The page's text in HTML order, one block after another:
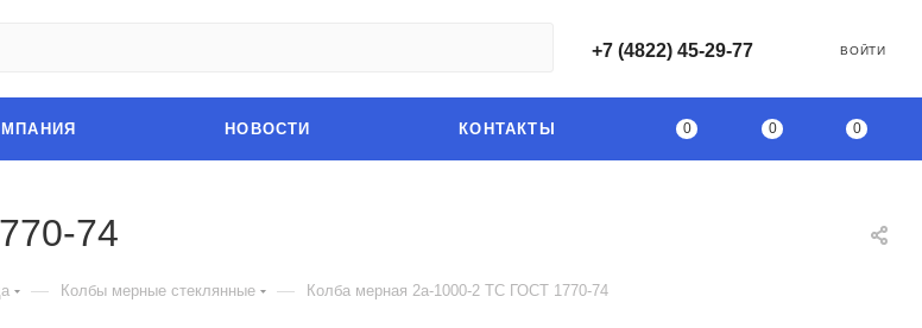
+7 (4822) 45-29-77 ВОЙТИ
0 0 0
НОВОСТИ КОНТАКТЫ
74
— Колбы мерные стеклянные — Колба мерная 2а-1000-2 ТС ГОСТ 1770-74